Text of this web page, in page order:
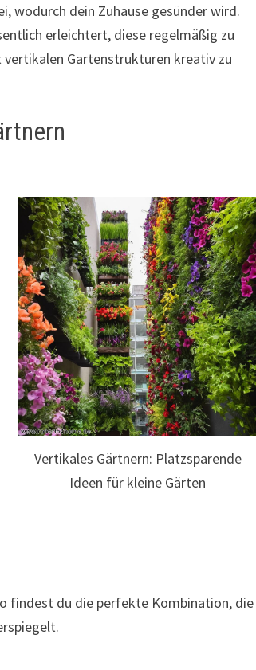
wodurch dein Zuhause gesünder wird.
erleichtert, diese regelmäßig zu
vertikalen Gartenstrukturen kreativ zu
Vertikales Gärtnern: Platzsparende
Ideen für kleine Gärten
findest du die perfekte Kombination, die